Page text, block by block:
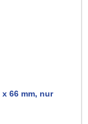
66 mm, nur